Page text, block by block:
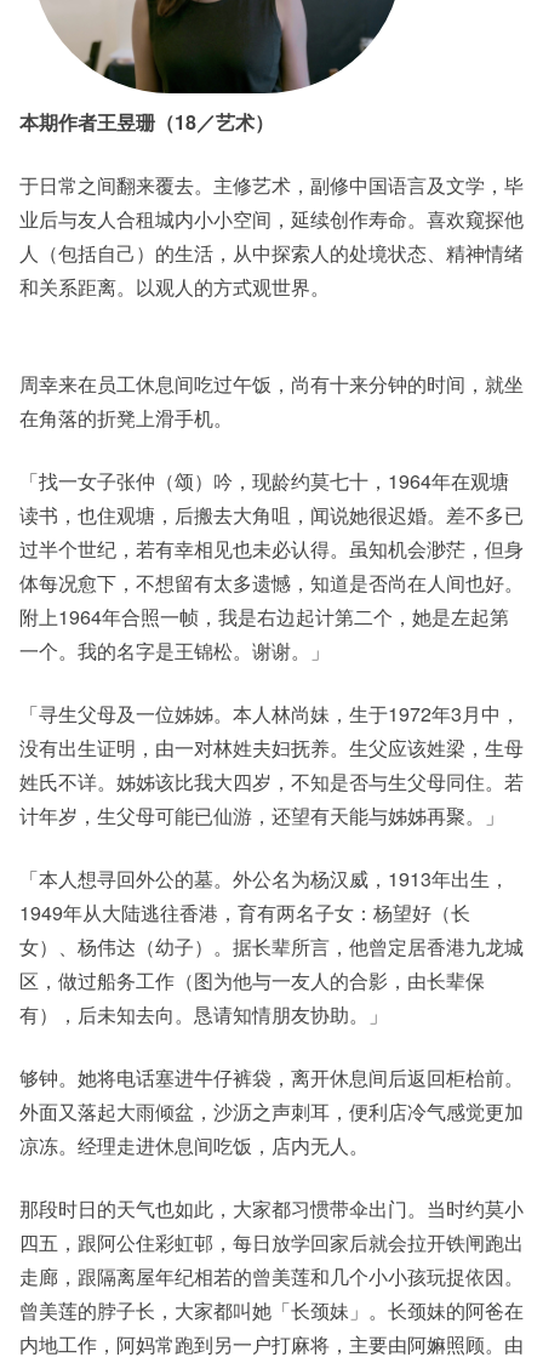
本期作者王昱珊（18／艺术）
于日常之间翻来覆去。主修艺术，副修中国语言及文学，毕
业后与友人合租城内小小空间，延续创作寿命。喜欢窥探他
人（包括自己）的生活，从中探索人的处境状态、精神情绪
和关系距离。以观人的方式观世界。
周幸来在员工休息间吃过午饭，尚有十来分钟的时间，就坐
在角落的折凳上滑手机。
「找一女子张仲（颂）吟，现龄约莫七十，1964年在观塘
读书，也住观塘，后搬去大角咀，闻说她很迟婚。差不多已
过半个世纪，若有幸相见也未必认得。虽知机会渺茫，但身
体每况愈下，不想留有太多遗憾，知道是否尚在人间也好。
附上1964年合照一帧，我是右边起计第二个，她是左起第
一个。我的名字是王锦松。谢谢。」
「寻生父母及一位姊姊。本人林尚妹，生于1972年3月中，
没有出生证明，由一对林姓夫妇抚养。生父应该姓梁，生母
姓氏不详。姊姊该比我大四岁，不知是否与生父母同住。若
计年岁，生父母可能已仙游，还望有天能与姊姊再聚。」
「本人想寻回外公的墓。外公名为杨汉威，1913年出生，
1949年从大陆逃往香港，育有两名子女：杨望好（长
女）、杨伟达（幼子）。据长辈所言，他曾定居香港九龙城
区，做过船务工作（图为他与一友人的合影，由长辈保
有），后未知去向。恳请知情朋友协助。」
够钟。她将电话塞进牛仔裤袋，离开休息间后返回柜枱前。
外面又落起大雨倾盆，沙沥之声刺耳，便利店冷气感觉更加
凉冻。经理走进休息间吃饭，店内无人。
那段时日的天气也如此，大家都习惯带伞出门。当时约莫小
四五，跟阿公住彩虹邨，每日放学回家后就会拉开铁闸跑出
走廊，跟隔离屋年纪相若的曾美莲和几个小小孩玩捉依因。
曾美莲的脖子长，大家都叫她「长颈妹」。长颈妹的阿爸在
内地工作，阿妈常跑到另一户打麻将，主要由阿嫲照顾。由